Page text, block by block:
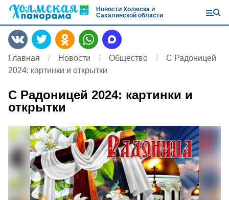
Новости Холмска и
Сахалинской области
Главная Новости Общество
C Радоницей
2024: картинки и открытки
C Радоницей 2024: картинки и
открытки